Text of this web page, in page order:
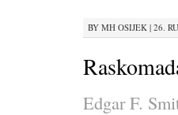
BY MH OSIJEK | 26.
Edgar F.